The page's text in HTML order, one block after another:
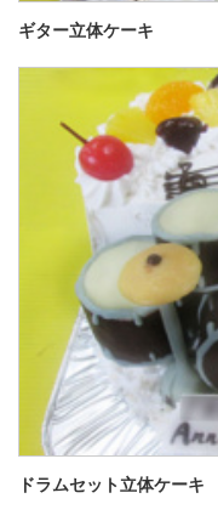
ギター立体ケーキ
ドラムセット立体ケーキ